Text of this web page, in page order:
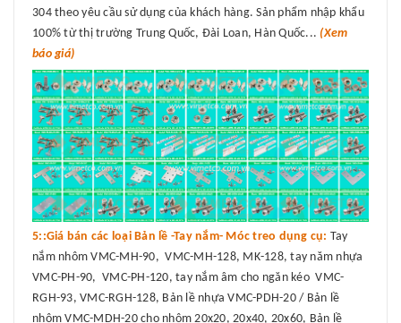
304 theo yêu cầu sử dụng của khách hàng. Sản phẩm nhập khẩu
100% từ thị trường Trung Quốc, Đài Loan, Hàn Quốc... (Xem
báo giá)
5::Giá bán các loại Bản lề -Tay nắm- Móc treo dụng cụ: Tay
nắm nhôm VMC-MH-90, VMC-MH-128, MK-128, tay năm nhựa
VMC-PH-90, VMC-PH-120, tay nắm âm cho ngăn kéo VMC-
RGH-93, VMC-RGH-128, Bản lề nhựa VMC-PDH-20 / Bản lề
nhôm VMC-MDH-20 cho nhôm 20x20, 20x40, 20x60, Bản lề